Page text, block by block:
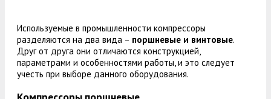
Используемые в промышленности компрессоры
разделяются на два вида – поршневые и винтовые.
Друг от друга они отличаются конструкцией,
параметрами и особенностями работы, и это следует
учесть при выборе данного оборудования.